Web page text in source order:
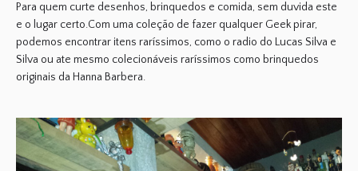
Para quem curte desenhos, brinquedos e comida, sem duvida este
e o lugar certo.Com uma coleção de fazer qualquer Geek pirar,
podemos encontrar itens raríssimos, como o radio do Lucas Silva e
Silva ou ate mesmo colecionáveis raríssimos como brinquedos
originais da Hanna Barbera.